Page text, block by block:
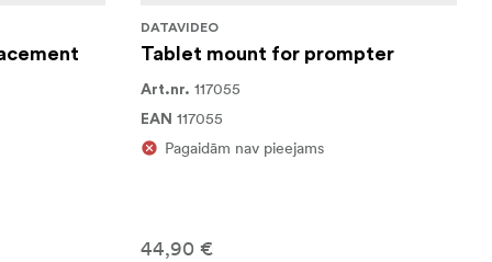
DATAVIDEO
Tablet mount for prompter
Art.nr. 117055
EAN 117055
Pagaidām nav pieejams
44,90 €